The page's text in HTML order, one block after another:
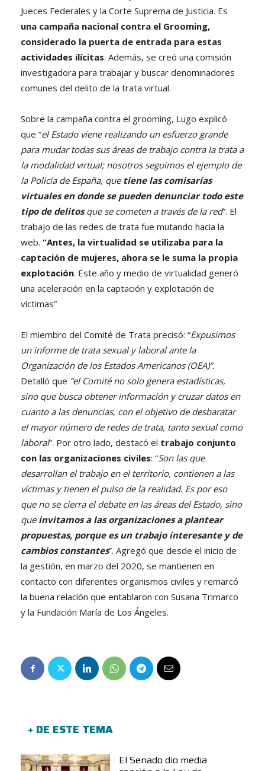
Jueces Federales y la Corte Suprema de Justicia. Es
una campaña nacional contra el Grooming,
considerado la puerta de entrada para estas
actividades ilícitas. Además, se creó una comisión
investigadora para trabajar y buscar denominadores
comunes del delito de la trata virtual.
Sobre la campaña contra el grooming, Lugo explicó
que “el Estado viene realizando un esfuerzo grande
para mudar todas sus áreas de trabajo contra la trata a
la modalidad virtual; nosotros seguimos el ejemplo de
la Policía de España, que tiene las comisarías
virtuales en donde se pueden denunciartodo este
tipo de delitosque se cometen a través de la red”. El
trabajo de las redes de trata fue mutando hacia la
web. “Antes, la virtualidad se utilizaba para la
captación de mujeres, ahora se le suma la propia
explotación. Este año y medio de virtualidad generó
una aceleración en la captación y explotación de
víctimas”
El miembro del Comité de Trata precisó: “Expusimos
un informe de trata sexual y laboral ante la
Organización de los Estados Americanos (OEA)”.
Detalló que “el Comité no solo genera estadísticas,
sino que busca obtener información y cruzar datos en
cuanto a las denuncias, con el objetivo de desbaratar
el mayor número de redes de trata, tanto sexual como
laboral”. Por otro lado, destacó el trabajo conjunto
con las organizaciones civiles: “Son las que
desarrollan el trabajo en el territorio, contienen a las
víctimas y tienen el pulso de la realidad. Es por eso
que no se cierra el debate en las áreas del Estado, sino
que invitamos a las organizaciones a plantear
propuestas, porque es un trabajo interesante y de
cambios constantes”. Agregó que desde el inicio de
la gestión, en marzo del 2020, se mantienen en
contacto con diferentes organismos civiles y remarcó
la buena relación que entablaron con Susana Trimarco
y la Fundación María de Los Ángeles.
+ DE ESTE TEMA
El Senado dio media